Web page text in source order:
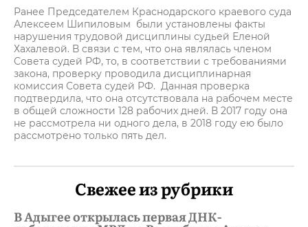
Ранее Председателем Краснодарского краевого суда
Алексеем Шипиловым были установлены факты
нарушения трудовой дисциплины судьей Еленой
Хахалевой. В связи с тем, что она являлась членом
Совета судей РФ, то, в соответствии с требованиями
закона, проверку проводила дисциплинарная
комиссия Совета судей РФ. Данная проверка
подтвердила, что она отсутствовала на рабочем месте
в общей сложности 128 рабочих дней. В 2017 году она
не рассмотрела ни одного дела, в 2018 году ею было
рассмотрено только пять дел.
Свежее из рубрики
В Адыгее открылась первая ДНК-